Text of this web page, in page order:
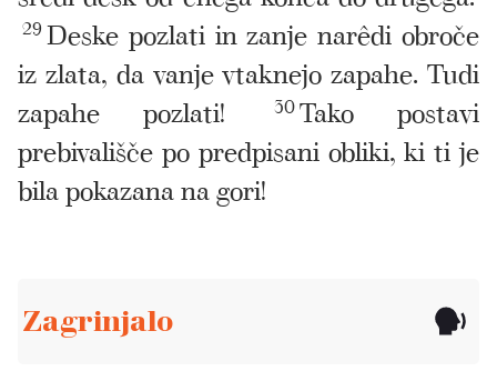
29 Deske pozlati in zanje narêdi obroče
iz zlata, da vanje vtaknejo zapahe. Tudi
zapahe pozlati!
30Tako postavi
prebivališče po predpisani obliki, ki ti je
bila pokazana na gori!
Zagrinjalo